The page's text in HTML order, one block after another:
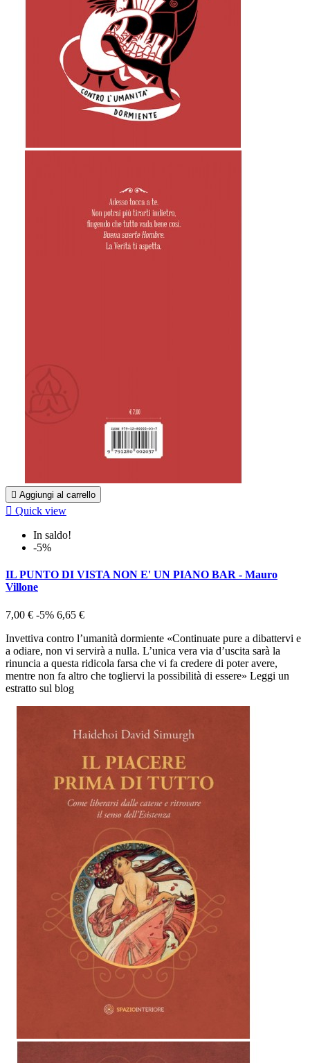
 Aggiungi al carrello
 Quick view
In saldo!
-5%
IL PUNTO DI VISTA NON E' UN PIANO BAR - Mauro
Villone
7,00 € -5% 6,65 €
Invettiva contro l’umanità dormiente «Continuate pure a dibattervi e
a odiare, non vi servirà a nulla. L’unica vera via d’uscita sarà la
rinuncia a questa ridicola farsa che vi fa credere di poter avere,
mentre non fa altro che togliervi la possibilità di essere» Leggi un
estratto sul blog